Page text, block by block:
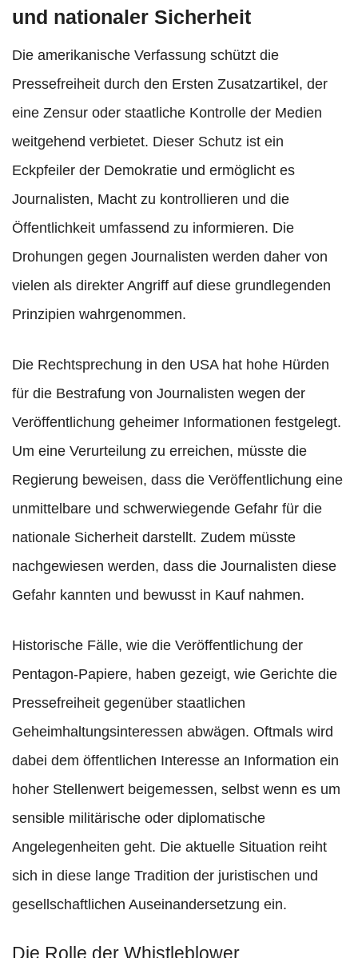
und nationaler Sicherheit
Die amerikanische Verfassung schützt die
Pressefreiheit durch den Ersten Zusatzartikel, der
eine Zensur oder staatliche Kontrolle der Medien
weitgehend verbietet. Dieser Schutz ist ein
Eckpfeiler der Demokratie und ermöglicht es
Journalisten, Macht zu kontrollieren und die
Öffentlichkeit umfassend zu informieren. Die
Drohungen gegen Journalisten werden daher von
vielen als direkter Angriff auf diese grundlegenden
Prinzipien wahrgenommen.
Die Rechtsprechung in den USA hat hohe Hürden
für die Bestrafung von Journalisten wegen der
Veröffentlichung geheimer Informationen festgelegt.
Um eine Verurteilung zu erreichen, müsste die
Regierung beweisen, dass die Veröffentlichung eine
unmittelbare und schwerwiegende Gefahr für die
nationale Sicherheit darstellt. Zudem müsste
nachgewiesen werden, dass die Journalisten diese
Gefahr kannten und bewusst in Kauf nahmen.
Historische Fälle, wie die Veröffentlichung der
Pentagon-Papiere, haben gezeigt, wie Gerichte die
Pressefreiheit gegenüber staatlichen
Geheimhaltungsinteressen abwägen. Oftmals wird
dabei dem öffentlichen Interesse an Information ein
hoher Stellenwert beigemessen, selbst wenn es um
sensible militärische oder diplomatische
Angelegenheiten geht. Die aktuelle Situation reiht
sich in diese lange Tradition der juristischen und
gesellschaftlichen Auseinandersetzung ein.
Die Rolle der Whistleblower